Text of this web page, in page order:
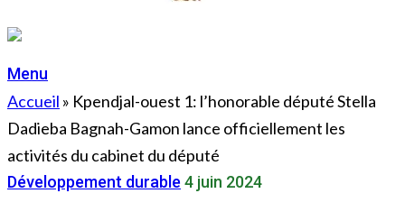
Menu
Accueil » Kpendjal-ouest 1: l’honorable député Stella
Dadieba Bagnah-Gamon lance officiellement les
activités du cabinet du député
Développement durable 4 juin 2024